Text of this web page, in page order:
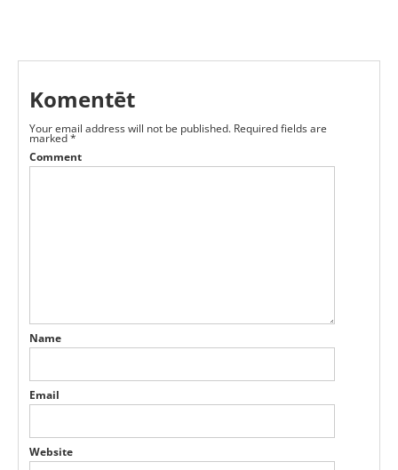
Komentēt
Your email address will not be published. Required fields are
marked*
Comment
Name
Email
Website